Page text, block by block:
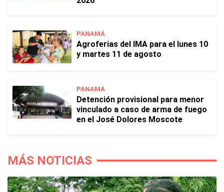
PANAMÁ
Agroferias del IMA para el lunes 10
y martes 11 de agosto
PANAMÁ
Detención provisional para menor
vinculado a caso de arma de fuego
en el José Dolores Moscote
MÁS NOTICIAS